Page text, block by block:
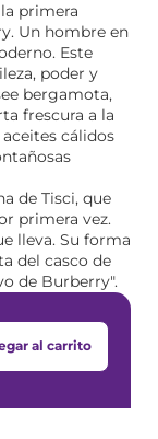
primera
Un hombre en
Este
poder y
bergamota,
frescura a la
cálidos
de Tisci, que
primera vez.
lleva. Su forma
del casco de
de Burberry".
al carrito